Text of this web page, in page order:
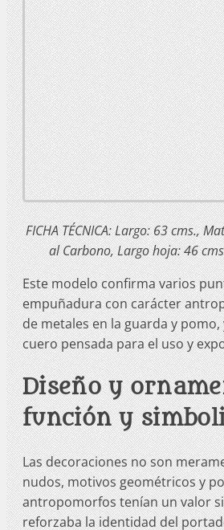
FICHA TÉCNICA: Largo: 63 cms.,
al Carbono, Largo hoja: 46
Este modelo confirma varios
empuñadura con carácter
de metales en la guarda y pomo,
cuero pensada para el uso y
Diseño y
función y
Las decoraciones no son
nudos, motivos geométricos y
antropomorfos tenían un valor
reforzaba la identidad del